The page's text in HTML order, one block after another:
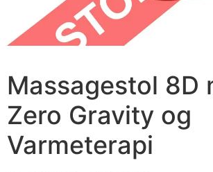
Massagestol 8D
Zero Gravity og
Varmeterapi